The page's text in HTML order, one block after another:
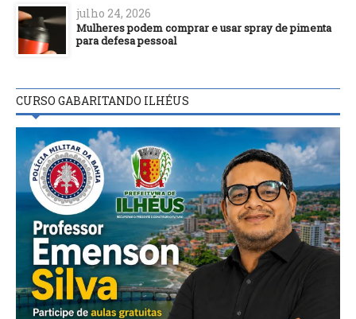
julho 24, 2026
Mulheres podem comprar e usar spray de pimenta
para defesa pessoal
CURSO GABARITANDO ILHÉUS